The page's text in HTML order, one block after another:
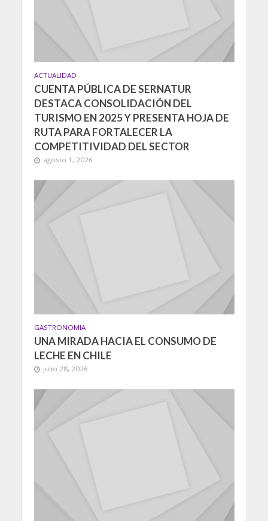
ACTUALIDAD
CUENTA PÚBLICA DE SERNATUR
DESTACA CONSOLIDACIÓN DEL
TURISMO EN 2025 Y PRESENTA HOJA DE
RUTA PARA FORTALECER LA
COMPETITIVIDAD DEL SECTOR
agosto 1, 2026
GASTRONOMIA
UNA MIRADA HACIA EL CONSUMO DE
LECHE EN CHILE
julio 28, 2026